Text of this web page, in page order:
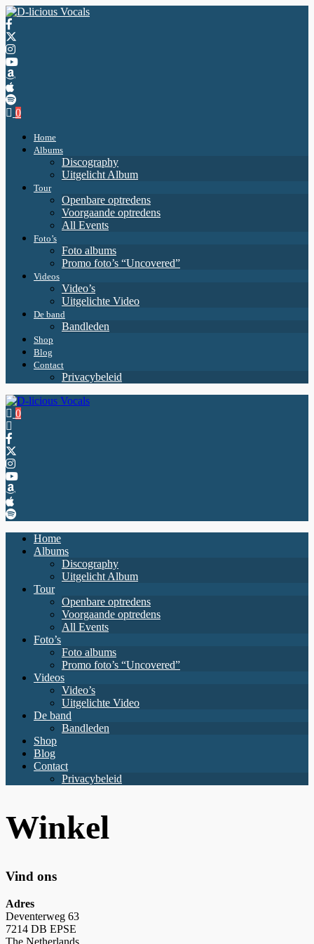
0
Home
Albums
Discography
Uitgelicht Album
Tour
Openbare optredens
Voorgaande optredens
All Events
Foto’s
Foto albums
Promo foto’s “Uncovered”
Videos
Video’s
Uitgelichte Video
De band
Bandleden
Shop
Blog
Contact
Privacybeleid
0
Home
Albums
Discography
Uitgelicht Album
Tour
Openbare optredens
Voorgaande optredens
All Events
Foto’s
Foto albums
Promo foto’s “Uncovered”
Videos
Video’s
Uitgelichte Video
De band
Bandleden
Shop
Blog
Contact
Privacybeleid
Winkel
Vind ons
Adres
Deventerweg 63
7214 DB EPSE
The Netherlands